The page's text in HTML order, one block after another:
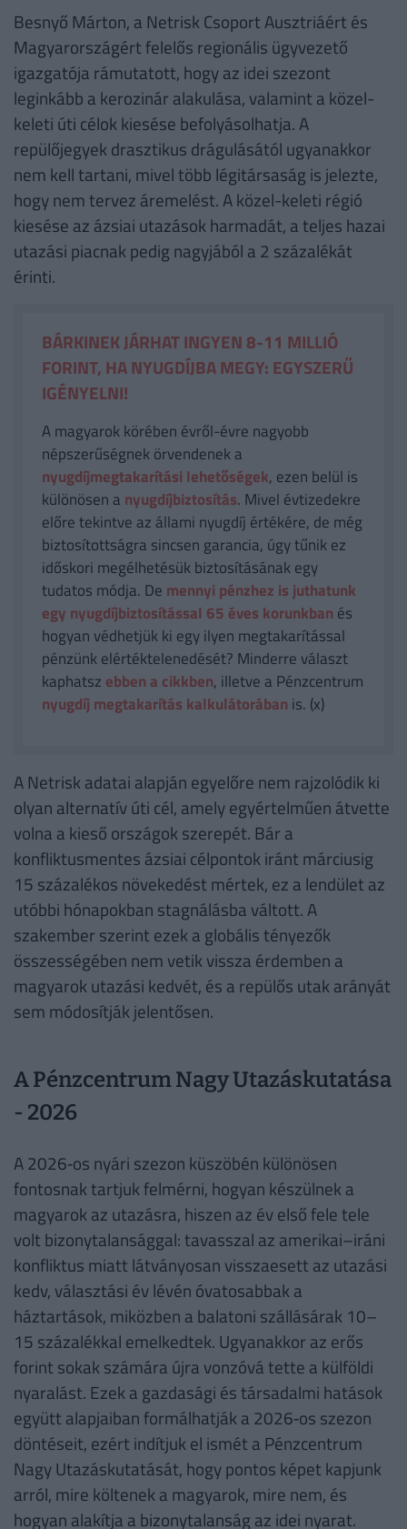
Besnyő Márton, a Netrisk Csoport Ausztriáért és
Magyarországért felelős regionális ügyvezető
igazgatója rámutatott, hogy az idei szezont
leginkább a kerozinár alakulása, valamint a közel-
keleti úti célok kiesése befolyásolhatja. A
repülőjegyek drasztikus drágulásától ugyanakkor
nem kell tartani, mivel több légitársaság is jelezte,
hogy nem tervez áremelést. A közel-keleti régió
kiesése az ázsiai utazások harmadát, a teljes hazai
utazási piacnak pedig nagyjából a 2 százalékát
érinti.
BÁRKINEK JÁRHAT INGYEN 8-11 MILLIÓ
FORINT, HA NYUGDÍJBA MEGY: EGYSZERŰ
IGÉNYELNI!
A magyarok körében évről-évre nagyobb
népszerűségnek örvendenek a
nyugdíjmegtakarítási lehetőségek, ezen belül is
különösen a nyugdíjbiztosítás. Mivel évtizedekre
előre tekintve az állami nyugdíj értékére, de még
biztosítottságra sincsen garancia, úgy tűnik ez
időskori megélhetésük biztosításának egy
tudatos módja. De mennyi pénzhez is juthatunk
egy nyugdíjbiztosítással 65 éves korunkban és
hogyan védhetjük ki egy ilyen megtakarítással
pénzünk elértéktelenedését? Minderre választ
kaphatsz ebben a cikkben, illetve a Pénzcentrum
nyugdíj megtakarítás kalkulátorában is. (x)
A Netrisk adatai alapján egyelőre nem rajzolódik ki
olyan alternatív úti cél, amely egyértelműen átvette
volna a kieső országok szerepét. Bár a
konfliktusmentes ázsiai célpontok iránt márciusig
15 százalékos növekedést mértek, ez a lendület az
utóbbi hónapokban stagnálásba váltott. A
szakember szerint ezek a globális tényezők
összességében nem vetik vissza érdemben a
magyarok utazási kedvét, és a repülős utak arányát
sem módosítják jelentősen.
A Pénzcentrum Nagy Utazáskutatása
- 2026
A 2026‑os nyári szezon küszöbén különösen
fontosnak tartjuk felmérni, hogyan készülnek a
magyarok az utazásra, hiszen az év első fele tele
volt bizonytalansággal: tavasszal az amerikai–iráni
konfliktus miatt látványosan visszaesett az utazási
kedv, választási év lévén óvatosabbak a
háztartások, miközben a balatoni szállásárak 10–
15 százalékkal emelkedtek. Ugyanakkor az erős
forint sokak számára újra vonzóvá tette a külföldi
nyaralást. Ezek a gazdasági és társadalmi hatások
együtt alapjaiban formálhatják a 2026‑os szezon
döntéseit, ezért indítjuk el ismét a Pénzcentrum
Nagy Utazáskutatását, hogy pontos képet kapjunk
arról, mire költenek a magyarok, mire nem, és
hogyan alakítja a bizonytalanság az idei nyarat.